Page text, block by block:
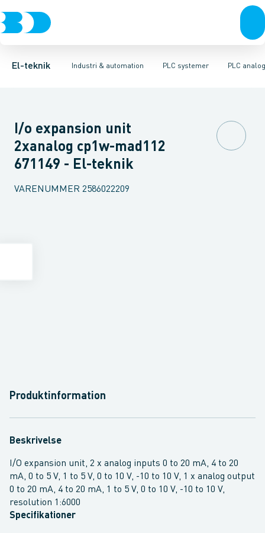
El-teknik Industri & automation
Afbrydere, stikkontakter & lampeudtagForgreningsmateriel
PLC systemer
Industristiksystemer Frekvensomformere og softstartere
PLC
Distribueret I/O - analog/digital modulPLC strømforsyning
I/o expansion unit
2xanalog cp1w-mad112
671149 - El-teknik
VARENUMMER 2586022209
Produktinformation
Beskrivelse
I/O expansion unit, 2 x analog inputs 0 to 20 mA, 4 to 20
mA, 0 to 5 V, 1 to 5 V, 0 to 10 V, -10 to 10 V, 1 x analog output
0 to 20 mA, 4 to 20 mA, 1 to 5 V, 0 to 10 V, -10 to 10 V,
resolution 1:6000
Specifikationer